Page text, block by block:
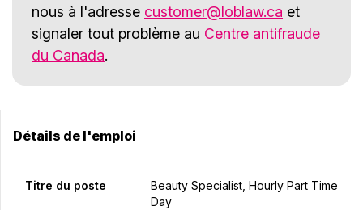
nous à l'adresse customer@loblaw.ca et
signaler tout problème au Centre antifraude
du Canada.
Détails de l'emploi
Titre du poste
Beauty Specialist, Hourly Part Time
Day